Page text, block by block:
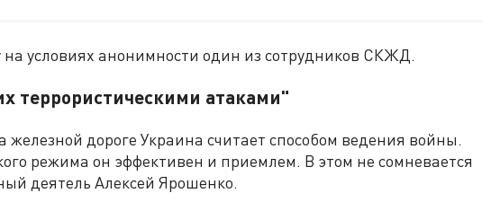
на условиях анонимности один из сотрудников СКЖД.
террористическими атаками"
железной дороге Украина считает способом ведения войны.
режима он эффективен и приемлем. В этом не сомневается
деятель Алексей Ярошенко.